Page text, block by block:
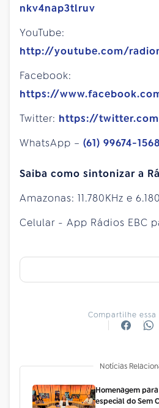
nkv4nap3tlruv
YouTube:
http://youtube.com/
Facebook:
https://
Twitter: https://
WhatsApp – (61) 99674-1568
Saiba como sintonizar a
Amazonas: 11.780KHz e
Celular - App Rádios EBC
Compartilhe
Notícias
Homenagem
especial do Sem